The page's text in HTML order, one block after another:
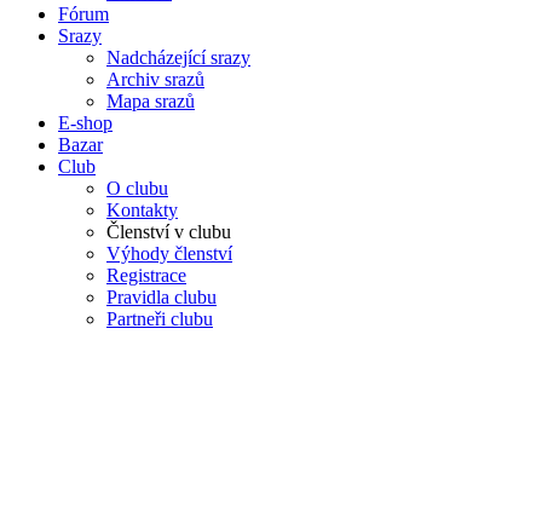
Fórum
Srazy
Nadcházející srazy
Archiv srazů
Mapa srazů
E-shop
Bazar
Club
O clubu
Kontakty
Členství v clubu
Výhody členství
Registrace
Pravidla clubu
Partneři clubu